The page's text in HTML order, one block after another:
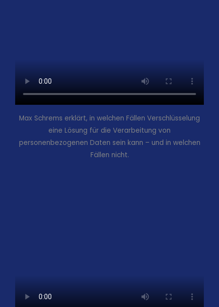
Max Schrems erklärt, in welchen Fällen Verschlüsselung
eine Lösung für die Verarbeitung von
personenbezogenen Daten sein kann – und in welchen
Fällen nicht.